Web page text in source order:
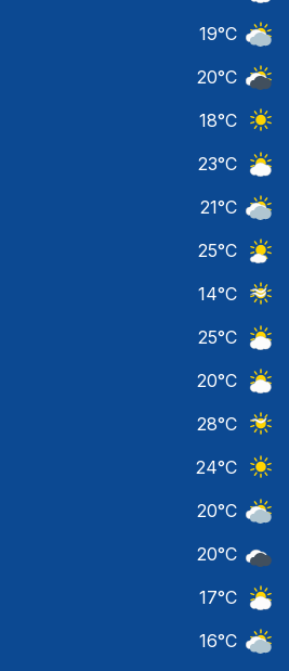
19°C
20°C
18°C
23°C
21°C
25°C
14°C
25°C
20°C
28°C
24°C
20°C
20°C
17°C
16°C